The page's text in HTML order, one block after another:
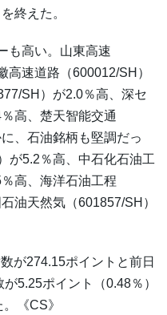
終えた。
も高い。山東高速
高速道路（600012/SH）
SH）が2.0％高、深セ
高、楚天智能交通
、石油銘柄も堅調だっ
が5.2％高、中石化石油工
高、海洋石油工程
油天然気（601857/SH）
が274.15ポイントと前日
5.25ポイント（0.48％）
《CS》